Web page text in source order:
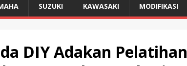
SUZUKI KAWASAKI MODIFIKASI
DIY Adakan Pelatihan